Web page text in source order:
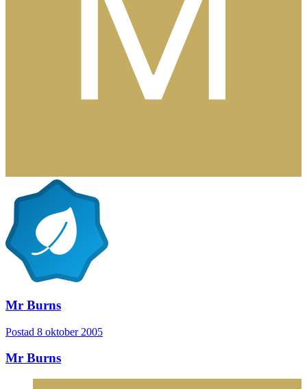
Mr Burns
Postad 8 oktober 2005
Mr Burns